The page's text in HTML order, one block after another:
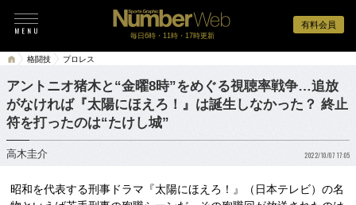
有料会員
毎日6時・11時・17時更新
格闘技 プロレス
アントニオ猪木と“金曜8時”をめぐる視聴率戦争…追放
がなければ『太陽にほえろ！』は誕生しなかった？ 終止
符を打ったのは“たけし城”
高木圭介 2022/10/07 17:05
昭和を代表する刑事ドラマ『太陽にほえろ！』（日本テレビ）の名